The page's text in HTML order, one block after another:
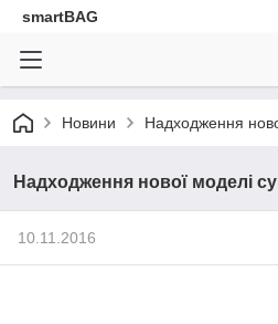
smartBAG
Новини Надходження
Надходження нової моделі
10.11.2016